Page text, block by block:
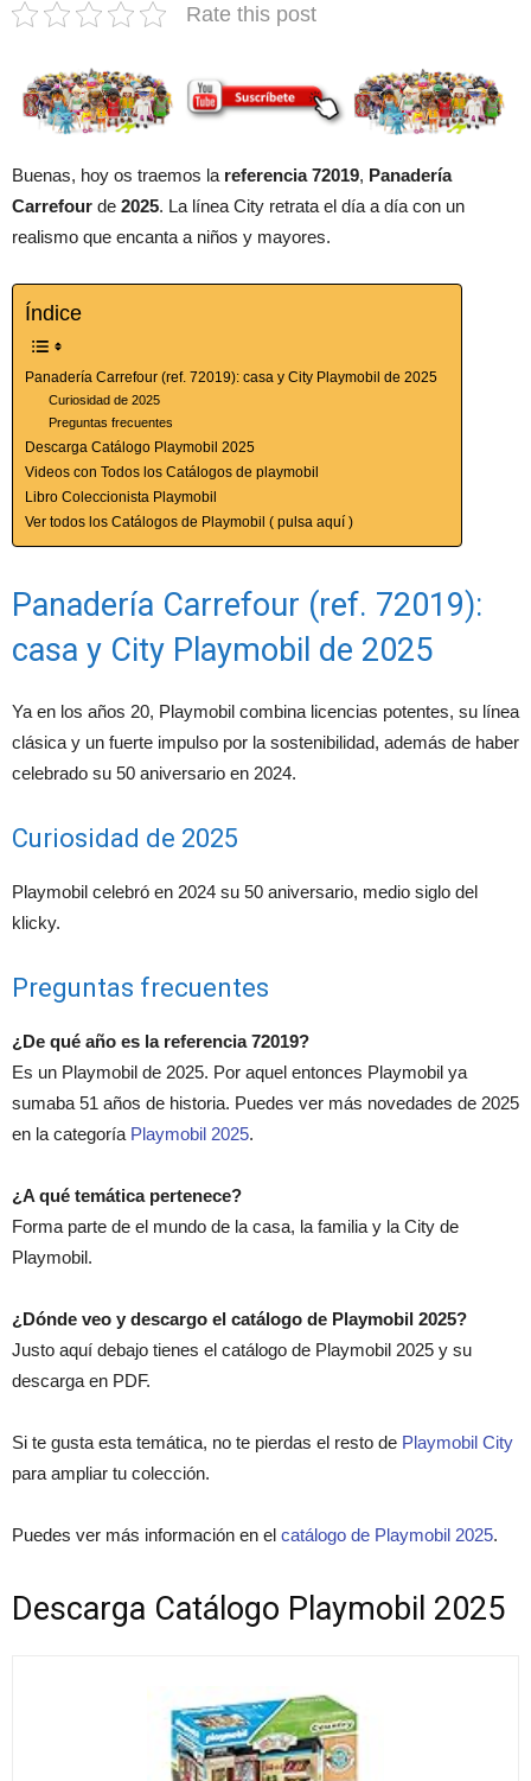
Rate this post
Buenas, hoy os traemos la referencia 72019, Panadería
Carrefour de 2025. La línea City retrata el día a día con un
realismo que encanta a niños y mayores.
Índice
Panadería Carrefour (ref. 72019): casa y City Playmobil de 2025
Curiosidad de 2025
Preguntas frecuentes
Descarga Catálogo Playmobil 2025
Videos con Todos los Catálogos de playmobil
Libro Coleccionista Playmobil
Ver todos los Catálogos de Playmobil ( pulsa aquí )
Panadería Carrefour (ref. 72019):
casa y City Playmobil de 2025
Ya en los años 20, Playmobil combina licencias potentes, su línea
clásica y un fuerte impulso por la sostenibilidad, además de haber
celebrado su 50 aniversario en 2024.
Curiosidad de 2025
Playmobil celebró en 2024 su 50 aniversario, medio siglo del
klicky.
Preguntas frecuentes
¿De qué año es la referencia 72019?
Es un Playmobil de 2025. Por aquel entonces Playmobil ya
sumaba 51 años de historia. Puedes ver más novedades de 2025
en la categoría Playmobil 2025.
¿A qué temática pertenece?
Forma parte de el mundo de la casa, la familia y la City de
Playmobil.
¿Dónde veo y descargo el catálogo de Playmobil 2025?
Justo aquí debajo tienes el catálogo de Playmobil 2025 y su
descarga en PDF.
Si te gusta esta temática, no te pierdas el resto de Playmobil City
para ampliar tu colección.
Puedes ver más información en el catálogo de Playmobil 2025.
Descarga Catálogo Playmobil 2025